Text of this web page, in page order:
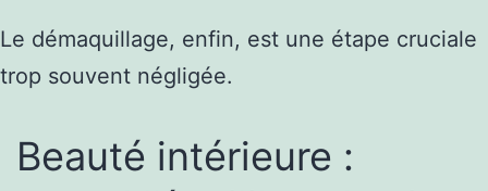
Le démaquillage, enfin, est une étape cruciale
trop souvent négligée.
Beauté intérieure :